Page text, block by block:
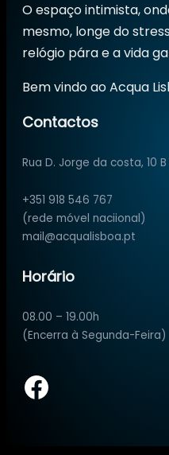
O espaço intimista,
mesmo, longe do
relógio pára e a vida
Bem vindo ao Acqua
Contactos
Rua D. Jorge da costa, 10
+351 918 546 767
(rede móvel naciional)
mail@acqualisboa.pt
Horário
08.00 – 19.00h
(Encerra à Segunda-Feira)
Facebook